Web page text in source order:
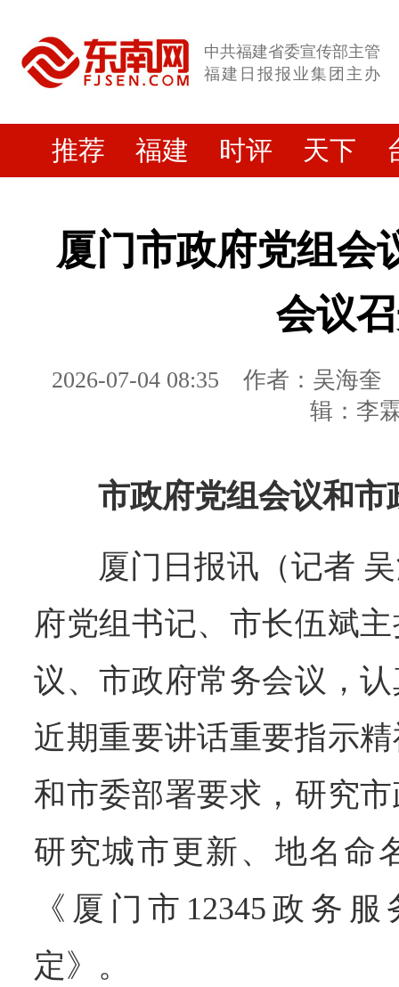
中共福建省委宣传部主管
福建日报报业集团主办
推荐 福建 时评 天下
厦门市政府党组会
会议
2026-07-04 08:35
作者：吴海奎
辑：李
市政府党组会议和
厦门日报讯（记者
府党组书记、市长伍斌
议、市政府常务会议，
近期重要讲话重要指示
和市委部署要求，研究
研究城市更新、地名命
《厦门市12345政务
定》。